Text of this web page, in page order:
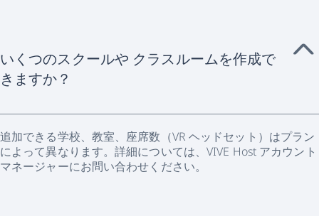
いくつのスクールや クラスルームを作成で
きますか？
追加できる学校、教室、座席数（VR ヘッドセット）はプラン
によって異なります。詳細については、VIVE Host アカウント
マネージャーにお問い合わせください。